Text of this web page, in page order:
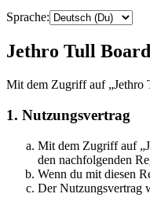
Sprache:
Jethro Tull
Mit dem Zugriff auf „Jethro
1. Nutzungsvertrag
Mit dem Zugriff auf
den nachfolgenden
Wenn du mit diesen
Der Nutzungsvertrag